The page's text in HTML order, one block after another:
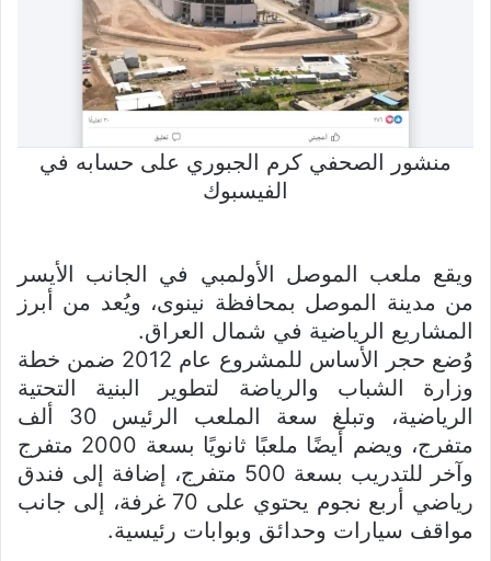
منشور الصحفي كرم الجبوري على حسابه في
الفيسبوك
ويقع ملعب الموصل الأولمبي في الجانب الأيسر
من مدينة الموصل بمحافظة نينوى، ويُعد من أبرز
المشاريع الرياضية في شمال العراق.
وُضع حجر الأساس للمشروع عام 2012 ضمن خطة
وزارة الشباب والرياضة لتطوير البنية التحتية
الرياضية، وتبلغ سعة الملعب الرئيس 30 ألف
متفرج، ويضم أيضًا ملعبًا ثانويًا بسعة 2000 متفرج
وآخر للتدريب بسعة 500 متفرج، إضافة إلى فندق
رياضي أربع نجوم يحتوي على 70 غرفة، إلى جانب
مواقف سيارات وحدائق وبوابات رئيسية.